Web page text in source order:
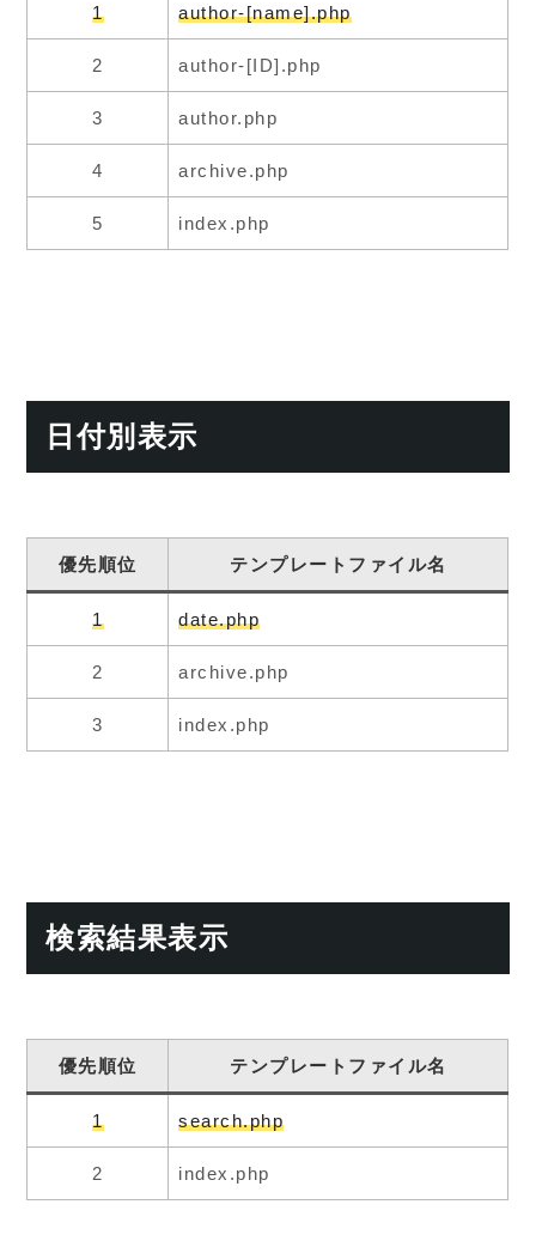
1 author-[name].php
2 author-[ID].php
3 author.php
4 archive.php
5 index.php
日付別表示
優先順位 テンプレートファイル名
1 date.php
2 archive.php
3 index.php
検索結果表示
優先順位 テンプレートファイル名
1 search.php
2 index.php